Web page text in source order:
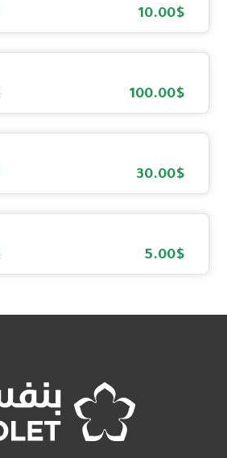
10.00$
100.00$
30.00$
5.00$